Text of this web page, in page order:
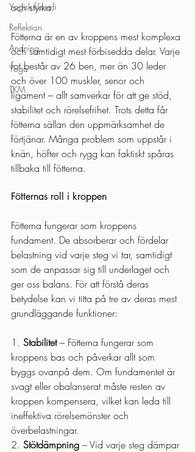
Yogisk filosofi
Reflektion
Andning
Yoga
TKM
och styrka.
Fötterna är en av kroppens mest komplexa
och samtidigt mest förbisedda delar. Varje
fot består av 26 ben, mer än 30 leder
och över 100 muskler, senor och
ligament – allt samverkar för att ge stöd,
stabilitet och rörelsefrihet. Trots detta får
fötterna sällan den uppmärksamhet de
förtjänar. Många problem som uppstår i
knän, höfter och rygg kan faktiskt spåras
tillbaka till fötterna.
Fötternas roll i kroppen
Fötterna fungerar som kroppens
fundament. De absorberar och fördelar
belastning vid varje steg vi tar, samtidigt
som de anpassar sig till underlaget och
ger oss balans. För att förstå deras
betydelse kan vi titta på tre av deras mest
grundläggande funktioner:
1. Stabilitet – Fötterna fungerar som
kroppens bas och påverkar allt som
byggs ovanpå dem. Om fundamentet är
svagt eller obalanserat måste resten av
kroppen kompensera, vilket kan leda till
ineffektiva rörelsemönster och
överbelastningar.
2. Stötdämpning – Vid varje steg dämpar